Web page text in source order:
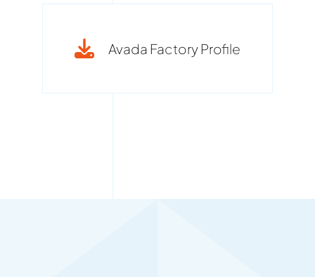
Avada Factory Profile